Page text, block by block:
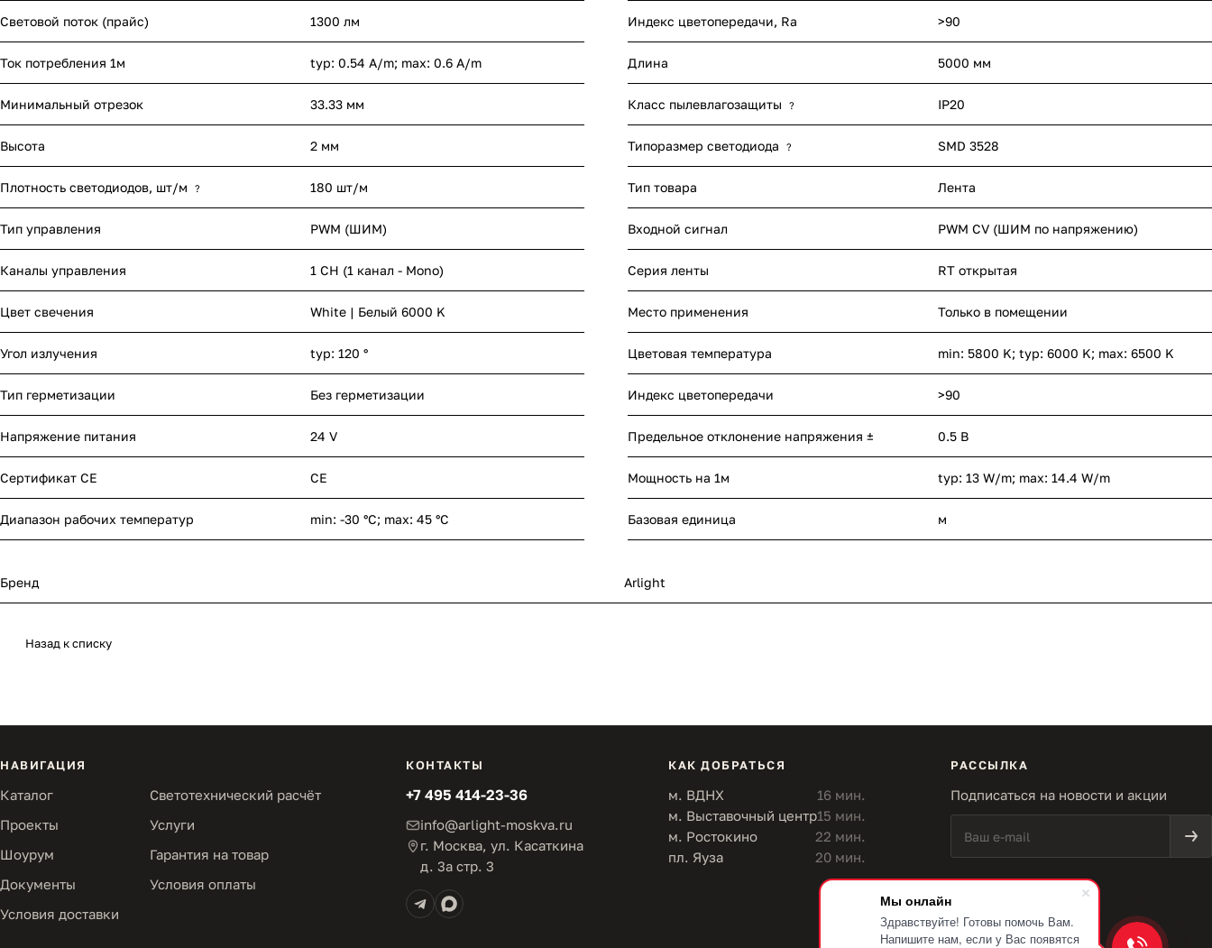
Мы онлайн
Здравствуйте! Готовы помочь Вам.
Напишите нам, если у Вас появятся
Световой поток (прайс) 1300 лм Индекс цветопередачи, Ra >90
Ток потребления 1м typ: 0.54 A/m; max: 0.6 A/m Длина 5000 мм
Минимальный отрезок 33.33 мм Класс пылевлагозащиты ? IP20
Высота 2 мм Типоразмер светодиода ? SMD 3528
Плотность светодиодов, шт/м ? 180 шт/м Тип товара Лента
Тип управления PWM (ШИМ) Входной сигнал PWM СV (ШИМ по напряжению)
Каналы управления 1 CH (1 канал - Mono) Серия ленты RT открытая
Цвет свечения White | Белый 6000 K Место применения Только в помещении
Угол излучения typ: 120 ° Цветовая температура min: 5800 K; typ: 6000 K; max: 6500 K
Тип герметизации Без герметизации Индекс цветопередачи >90
Напряжение питания 24 V Предельное отклонение напряжения ± 0.5 В
Сертификат CE CE Мощность на 1м typ: 13 W/m; max: 14.4 W/m
Диапазон рабочих температур min: -30 °C; max: 45 °C Базовая единица м
Бренд Arlight
Назад к списку
НАВИГАЦИЯ
Каталог
Светотехнический расчёт
Проекты
Услуги
Шоурум
Гарантия на товар
Документы
Условия оплаты
Условия доставки
КОНТАКТЫ
+7 495 414-23-36
info@arlight-moskva.ru
г. Москва, ул. Касаткина
д. 3а стр. 3
КАК ДОБРАТЬСЯ
м. ВДНХ
16 мин.
м. Выставочный центр15 мин.
м. Ростокино
22 мин.
пл. Яуза
20 мин.
РАССЫЛКА
Подписаться на новости и акции